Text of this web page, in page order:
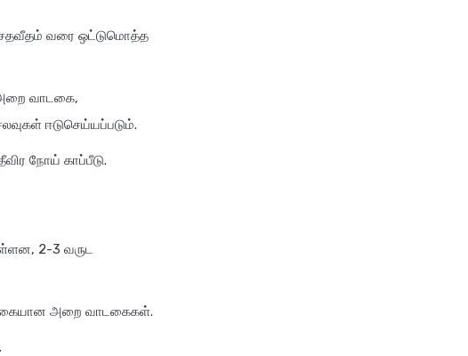
வரை ஒட்டுமொத்த
வாடகை,
ஈடுசெய்யப்படும்.
நோய் காப்பீடு.
2-3 வருட
அறை வாடகைகள்.